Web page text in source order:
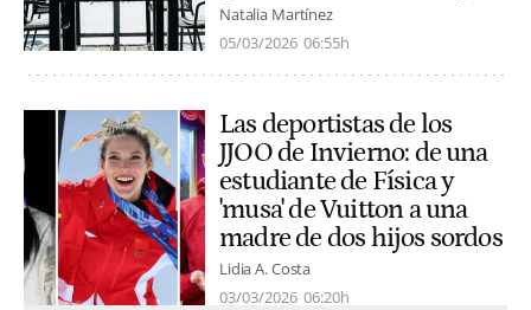
Natalia Martínez
05/03/2026 06:55h
Las deportistas de los
JJOO de Invierno: de una
estudiante de Física y
'musa' de Vuitton a una
madre de dos hijos sordos
Lidia A. Costa
03/03/2026 06:20h